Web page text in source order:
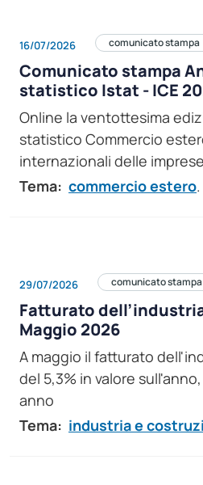
16/07/2026 comunicato stampa
Comunicato stampa
statistico Istat - ICE
Online la ventottesima
statistico Commercio
internazionali delle
Tema: commercio estero.
29/07/2026 comunicato stampa
Fatturato
Maggio 2026
A maggio il fatturato
del 5,3% in valore
anno
Tema: industria e